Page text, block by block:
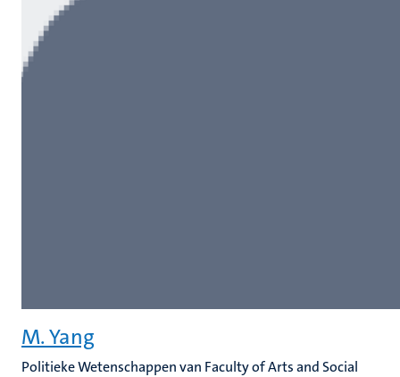
M. Yang
Politieke Wetenschappen van Faculty of Arts and Social